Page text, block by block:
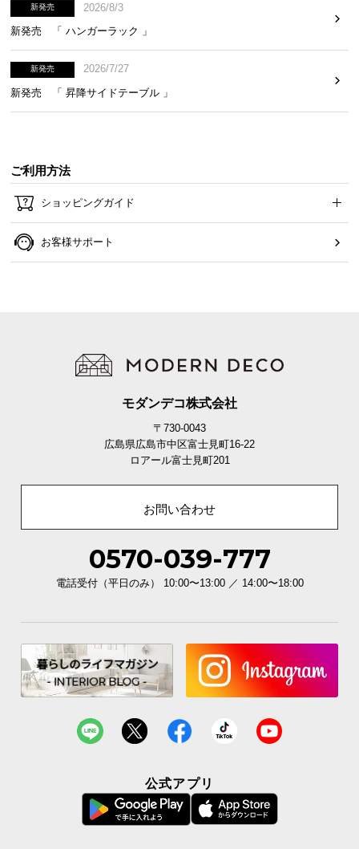
2つの金具でデスクを固定
オープン収納の底面と壁を2つの金具でしっかりと固
定。グラつきを抑え、安定性を強化できます。
・固定の際は壁面への穴あけが発生いたします。
・壁面への固定用ネジはお客様ご自身でご用意くだ
・壁材に適したネジのご使用をお願いいたします。
・施工に関してはご自身の責任でお願いいたしま
・下地が不明確の場合は、ハウスメーカーや工務店
安心して使える耐久性
耐荷重は約8kg。デスクトップPCや、複数の機器も
新発売
2026/8/3
新発売 「 ハンガーラック 」
新発売
2026/7/27
新発売 「 昇降サイドテーブル 」
ご利用方法
ショッピングガイド
お客様サポート
モダンデコ株式会社
〒730-0043
広島県広島市中区富士見町16-22
ロアール富士見町201
お問い合わせ
0570-039-777
電話受付（平日のみ） 10:00〜13:00 ／ 14:00〜18:00
公式アプリ